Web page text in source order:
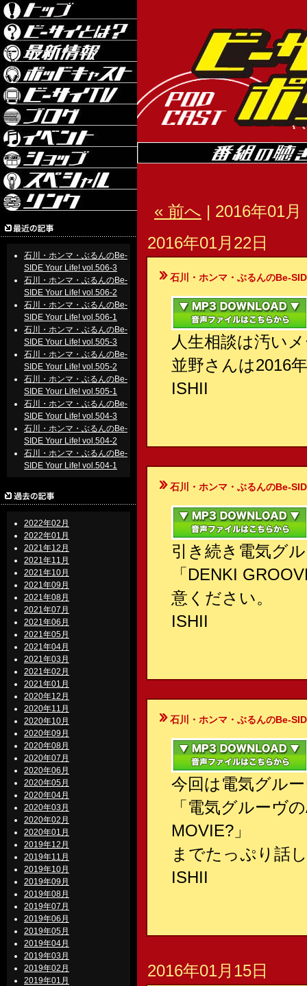
石川・ホンマ・ぶるんのBe-
SIDE Your Life! vol.506-3
石川・ホンマ・ぶるんのBe-
SIDE Your Life! vol.506-2
石川・ホンマ・ぶるんのBe-
SIDE Your Life! vol.506-1
石川・ホンマ・ぶるんのBe-
SIDE Your Life! vol.505-3
石川・ホンマ・ぶるんのBe-
SIDE Your Life! vol.505-2
石川・ホンマ・ぶるんのBe-
SIDE Your Life! vol.505-1
石川・ホンマ・ぶるんのBe-
SIDE Your Life! vol.504-3
石川・ホンマ・ぶるんのBe-
SIDE Your Life! vol.504-2
石川・ホンマ・ぶるんのBe-
SIDE Your Life! vol.504-1
2022年02月
2022年01月
2021年12月
2021年11月
2021年10月
2021年09月
2021年08月
2021年07月
2021年06月
2021年05月
2021年04月
2021年03月
2021年02月
2021年01月
2020年12月
2020年11月
2020年10月
2020年09月
2020年08月
2020年07月
2020年06月
2020年05月
2020年04月
2020年03月
2020年02月
2020年01月
2019年12月
2019年11月
2019年10月
2019年09月
2019年08月
2019年07月
2019年06月
2019年05月
2019年04月
2019年03月
2019年02月
2019年01月
« 前へ | 2016年01
2016年01月22日
石川・ホンマ・ぶるんのBe-
人生相談は汚い
並野さんは2016
ISHII
石川・ホンマ・ぶるんのBe-
引き続き電気グ
「DENKI
意ください。
ISHII
石川・ホンマ・ぶるんのBe-
今回は電気グル
「電気グルーヴ
MOVIE?」
までたっぷり話
ISHII
2016年01月15日